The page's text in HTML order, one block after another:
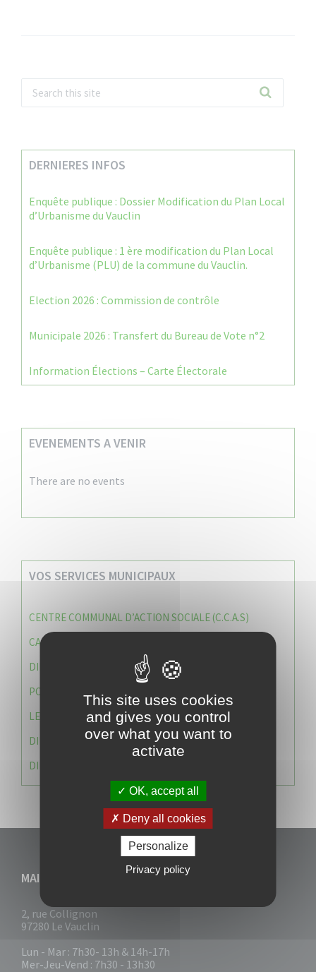
DERNIERES INFOS
Enquête publique : Dossier Modification du Plan Local
d’Urbanisme du Vauclin
Enquête publique : 1 ère modification du Plan Local
d’Urbanisme (PLU) de la commune du Vauclin.
Election 2026 : Commission de contrôle
Municipale 2026 : Transfert du Bureau de Vote n°2
Information Élections – Carte Électorale
EVENEMENTS A VENIR
There are no events
VOS SERVICES MUNICIPAUX
CENTRE COMMUNAL D’ACTION SOCIALE (C.C.A.S)
CAISSE DES ÉCOLES
DIRECTION DES SERVICES TECHNIQUES
POLICE MUNICIPALE
LE CABINET DU MAIRE
DIRECTION DES RESSOURCES ET MOYENS
DIRECTION DU DEVELLOPPEMENT URBAIN DURABL
MAIRIE DU VAUCLIN
2, rue Collignon
97280 Le Vauclin
Lun - Mar : 7h30- 13h & 14h-17h
Mer-Jeu-Vend : 7h30 - 13h30
This site uses cookies
and gives you control
over what you want to
activate
OK, accept all
Deny all cookies
Personalize
Privacy policy